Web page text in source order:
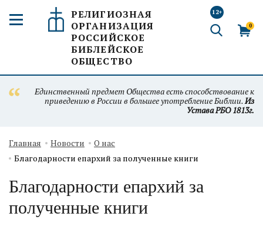
РЕЛИГИОЗНАЯ
ОРГАНИЗАЦИЯ
РОССИЙСКОЕ
БИБЛЕЙСКОЕ
ОБЩЕСТВО
12+
0
Единственный предмет Общества есть способствование к
приведению в России в большее употребление Библии.Из
Устава РБО 1813г.
Главная Новости
О нас
Благодарности епархий за полученные книги
Благодарности епархий за
полученные книги